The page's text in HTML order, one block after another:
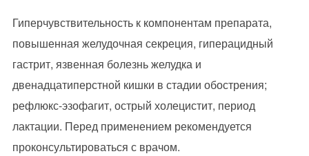
Гиперчувствительность к компонентам препарата,
повышенная желудочная секреция, гиперацидный
гастрит, язвенная болезнь желудка и
двенадцатиперстной кишки в стадии обострения;
рефлюкс-эзофагит, острый холецистит, период
лактации. Перед применением рекомендуется
проконсультироваться с врачом.